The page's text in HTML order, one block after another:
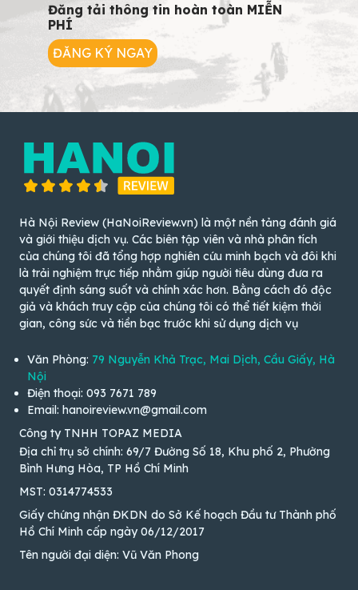
Đăng tải thông tin hoàn toàn MIỄN
PHÍ
ĐĂNG KÝ NGAY
Hà Nội Review (HaNoiReview.vn) là một nền tảng đánh giá
và giới thiệu dịch vụ. Các biên tập viên và nhà phân tích
của chúng tôi đã tổng hợp nghiên cứu minh bạch và đôi khi
là trải nghiệm trực tiếp nhằm giúp người tiêu dùng đưa ra
quyết định sáng suốt và chính xác hơn. Bằng cách đó độc
giả và khách truy cập của chúng tôi có thể tiết kiệm thời
gian, công sức và tiền bạc trước khi sử dụng dịch vụ
Văn Phòng: 79 Nguyễn Khả Trạc, Mai Dịch, Cầu Giấy, Hà
Nội
Điện thoại: 093 7671 789
Email: hanoireview.vn@gmail.com
Công ty TNHH TOPAZ MEDIA
Địa chỉ trụ sở chính: 69/7 Đường Số 18, Khu phố 2, Phường
Bình Hưng Hòa, TP Hồ Chí Minh
MST: 0314774533
Giấy chứng nhận ĐKDN do Sở Kế hoạch Đầu tư Thành phố
Hồ Chí Minh cấp ngày 06/12/2017
Tên người đại diện: Vũ Văn Phong